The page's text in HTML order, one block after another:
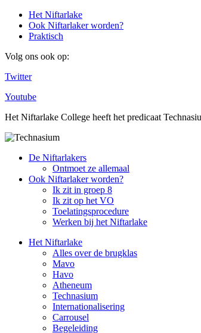
Het Niftarlake
Ook Niftarlaker worden?
Praktisch
Volg ons ook op:
Twitter
Youtube
Het Niftarlake College heeft het predicaat
De Niftarlakers
Ontmoet ze allemaal
Ook Niftarlaker worden?
Ik zit in groep 8
Ik zit op het VO
Toelatingsprocedure
Werken bij het Niftarlake
Het Niftarlake
Alles over de brugklas
Mavo
Havo
Atheneum
Technasium
Internationalisering
Carrousel
Begeleiding